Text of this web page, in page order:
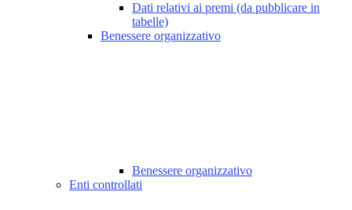
Dati relativi ai premi (da pubblicare in
tabelle)
Benessere organizzativo
Benessere organizzativo
Enti controllati